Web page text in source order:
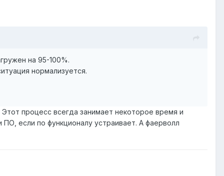
на 95-100%.
нормализуется.
процесс всегда занимает некоторое время и
если по функционалу устраивает. А фаерволл